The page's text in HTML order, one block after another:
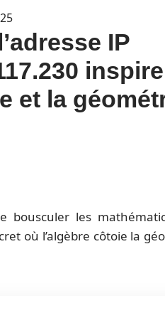
IP
inspire
et la
bousculer les
où l’algèbre côtoie la